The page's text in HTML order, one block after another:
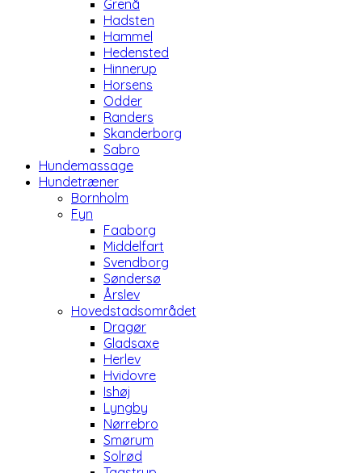
Grenå
Hadsten
Hammel
Hedensted
Hinnerup
Horsens
Odder
Randers
Skanderborg
Sabro
Hundemassage
Hundetræner
Bornholm
Fyn
Faaborg
Middelfart
Svendborg
Søndersø
Årslev
Hovedstadsområdet
Dragør
Gladsaxe
Herlev
Hvidovre
Ishøj
Lyngby
Nørrebro
Smørum
Solrød